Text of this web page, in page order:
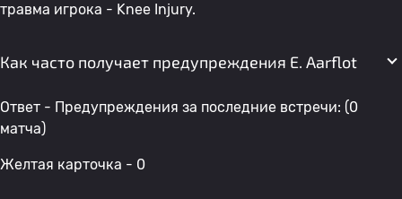
травма игрока - Knee Injury.
Как часто получает предупреждения E. Aarflot
Ответ - Предупреждения за последние встречи: (0
матча)
Желтая карточка - 0